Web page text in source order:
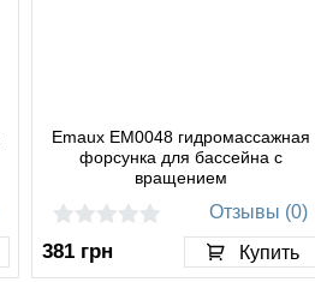
Emaux EM0048 гидромассажная
форсунка для бассейна с
вращением
Отзывы (0)
381 грн Купить